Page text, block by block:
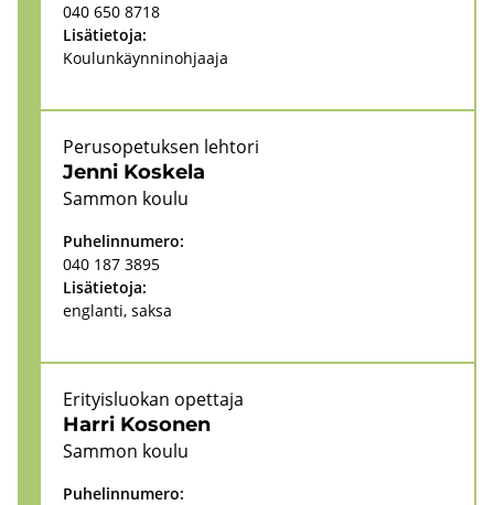
040 650 8718
Li­sä­tie­to­ja:
Kou­lun­käyn­ni­noh­jaa­ja
Jenni Kos­ke­la
Pe­rus­o­pe­tuk­sen leh­to­ri
Sam­mon koulu
Pu­he­lin­nu­me­ro:
040 187 3895
Li­sä­tie­to­ja:
englan­ti, saksa
Harri Ko­so­nen
Eri­tyis­luo­kan opet­ta­ja
Sam­mon koulu
Pu­he­lin­nu­me­ro: